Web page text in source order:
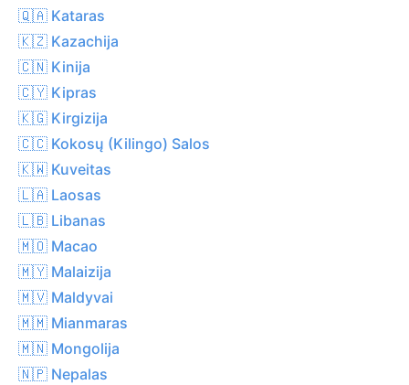
🇶🇦 Kataras
🇰🇿 Kazachija
🇨🇳 Kinija
🇨🇾 Kipras
🇰🇬 Kirgizija
🇨🇨 Kokosų (Kilingo) Salos
🇰🇼 Kuveitas
🇱🇦 Laosas
🇱🇧 Libanas
🇲🇴 Macao
🇲🇾 Malaizija
🇲🇻 Maldyvai
🇲🇲 Mianmaras
🇲🇳 Mongolija
🇳🇵 Nepalas